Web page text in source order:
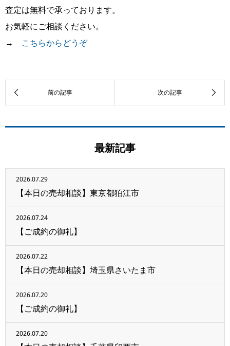
査定は無料で承っております。
お気軽にご相談ください。
→ こちらからどうぞ
最新記事
2026.07.29
【本日の売却相談】東京都狛江市
2026.07.24
【ご成約の御礼】
2026.07.22
【本日の売却相談】埼玉県さいたま市
2026.07.20
【ご成約の御礼】
2026.07.20